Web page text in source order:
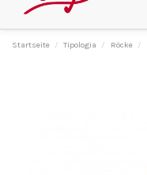
Startseite Tipologia Röcke